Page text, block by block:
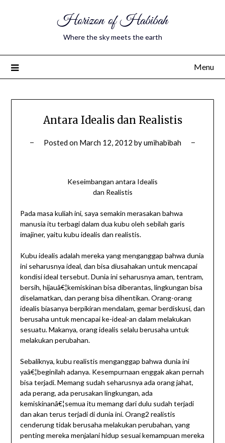
Horizon of Habibah
Where the sky meets the earth
Menu
Antara Idealis dan Realistis
Posted on March 12, 2012 byumihabibah
Keseimbangan antara Idealis
dan Realistis
Pada masa kuliah ini, saya semakin merasakan bahwa
manusia itu terbagi dalam dua kubu oleh sebilah garis
imajiner, yaitu kubu idealis dan realistis.
Kubu idealis adalah mereka yang menganggap bahwa dunia
ini seharusnya ideal, dan bisa diusahakan untuk mencapai
kondisi ideal tersebut. Dunia ini seharusnya aman, tentram,
bersih, hijauâ€¦kemiskinan bisa diberantas, lingkungan bisa
diselamatkan, dan perang bisa dihentikan. Orang-orang
idealis biasanya berpikiran mendalam, gemar berdiskusi, dan
berusaha untuk mencapai ke-ideal-an dalam melakukan
sesuatu. Makanya, orang idealis selalu berusaha untuk
melakukan perubahan.
Sebaliknya, kubu realistis menganggap bahwa dunia ini
yaâ€¦beginilah adanya. Kesempurnaan enggak akan pernah
bisa terjadi. Memang sudah seharusnya ada orang jahat,
ada perang, ada perusakan lingkungan, ada
kemiskinanâ€¦semua itu memang dari dulu sudah terjadi
dan akan terus terjadi di dunia ini. Orang2 realistis
cenderung tidak berusaha melakukan perubahan, yang
penting mereka menjalani hidup sesuai kemampuan mereka